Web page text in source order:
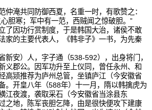
仲淹共同防御西夏，名重一时，有歌赞之：
胆寒；军中有一范，西贼闻之惊破胆。”
了因功行赏制度，于是韩国大治，诸侯不敢
家的主要代表人，《韩非子》一书，为先秦
新安）人，字子通（538-592），出身将门，
义郡公。因军功升至上仪同，曾任永州、和
高颎推荐为庐州总管，坐镇庐江（今安徽省
。开皇八年（588年）十一月，隋以韩擒虎为
江夜渡，袭取采石（今安徽省当涂县东
之地，陈军丧胆乞降，由是很快便攻下建康